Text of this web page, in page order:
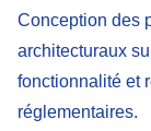
Conception des
architecturaux
fonctionnalité et
réglementaires.